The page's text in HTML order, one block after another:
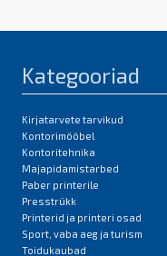
Kategooriad
Kirjatarvete tarvikud
Kontorimööbel
Kontoritehnika
Majapidamistarbed
Paber printerile
Presstrükk
Printerid ja printeri osad
Sport, vaba aeg ja turism
Toidukaubad